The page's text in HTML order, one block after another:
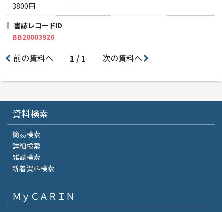
3800円
書誌レコードID
BB20003920
前の資料へ 1 / 1 次の資料へ
資料検索
簡易検索
詳細検索
雑誌検索
新着資料検索
ＭｙＣＡＲＩＮ